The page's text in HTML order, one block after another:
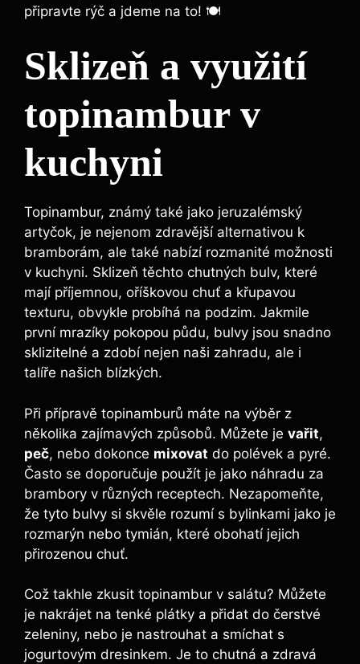
připravte rýč a jdeme na to! 🍽️
Sklizeň a využití
topinambur v
kuchyni
Topinambur, známý také jako jeruzalémský
artyčok, je nejenom zdravější alternativou k
bramborám, ale také nabízí rozmanité možnosti
v kuchyni. Sklizeň těchto chutných bulv, které
mají příjemnou, oříškovou chuť a křupavou
texturu, obvykle probíhá na podzim. Jakmile
první mrazíky pokopou půdu, bulvy jsou snadno
sklizitelné a zdobí nejen naši zahradu, ale i
talíře našich blízkých.
Při přípravě topinamburů máte na výběr z
několika zajímavých způsobů. Můžete je vařit,
peč, nebo dokonce mixovat do polévek a pyré.
Často se doporučuje použít je jako náhradu za
brambory v různých receptech. Nezapomeňte,
že tyto bulvy si skvěle rozumí s bylinkami jako je
rozmarýn nebo tymián, které obohatí jejich
přirozenou chuť.
Což takhle zkusit topinambur v salátu? Můžete
je nakrájet na tenké plátky a přidat do čerstvé
zeleniny, nebo je nastrouhat a smíchat s
jogurtovým dresinkem. Je to chutná a zdravá